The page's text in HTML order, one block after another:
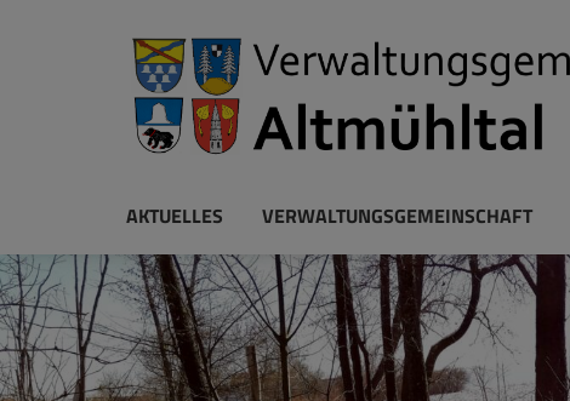
AKTUELLES VERWALTUNGSGEMEINSCHAFT